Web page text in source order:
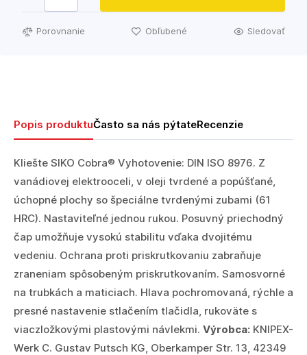
Porovnanie Obľubené Sledovať
Popis produktuČasto sa nás pýtateRecenzie
Kliešte SIKO Cobra® Vyhotovenie: DIN ISO 8976. Z
vanádiovej elektrooceli, v oleji tvrdené a popúšťané,
úchopné plochy so špeciálne tvrdenými zubami (61
HRC). Nastaviteľné jednou rukou. Posuvný priechodný
čap umožňuje vysokú stabilitu vďaka dvojitému
vedeniu. Ochrana proti priskrutkovaniu zabraňuje
zraneniam spôsobeným priskrutkovaním. Samosvorné
na trubkách a maticiach. Hlava pochromovaná, rýchle a
presné nastavenie stlačením tlačidla, rukoväte s
viaczložkovými plastovými návlekmi. Výrobca: KNIPEX-
Werk C. Gustav Putsch KG, Oberkamper Str. 13, 42349